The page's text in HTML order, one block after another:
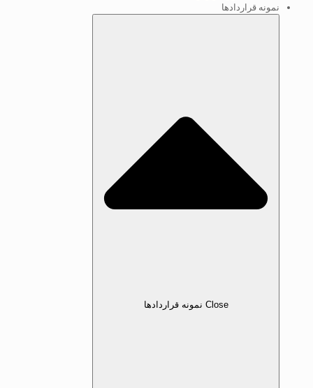
نمونه قرارداد‌ها
Close نمونه قرارداد‌ها